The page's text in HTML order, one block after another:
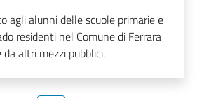
agli alunni delle scuole primarie e
residenti nel Comune di Ferrara
altri mezzi pubblici.